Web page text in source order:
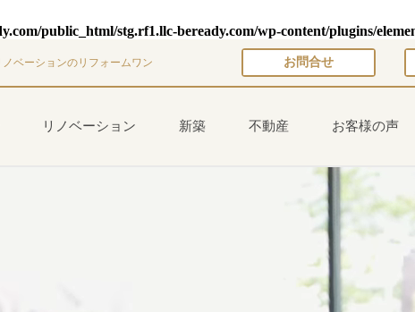
public_html/stg.rf1.llc-beready.com/wp-content/plugins/
ベーションのリフォームワン お問合せ
リノベーション 新築 不動産 お客様の声